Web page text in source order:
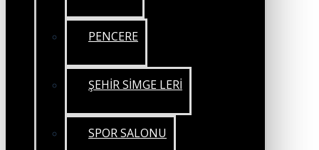
PENCERE
ŞEHİR SİMGE LERİ
SPOR SALONU